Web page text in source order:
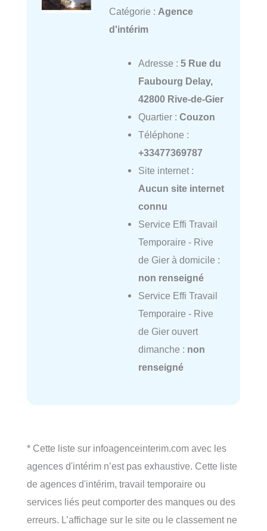
Catégorie : Agence
d'intérim
Adresse : 5 Rue du
Faubourg Delay,
42800 Rive-de-Gier
Quartier : Couzon
Téléphone :
+33477369787
Site internet :
Aucun site internet
connu
Service Effi Travail
Temporaire - Rive
de Gier à domicile :
non renseigné
Service Effi Travail
Temporaire - Rive
de Gier ouvert
dimanche : non
renseigné
* Cette liste sur infoagenceinterim.com avec les
agences d'intérim n’est pas exhaustive. Cette liste
de agences d'intérim, travail temporaire ou
services liés peut comporter des manques ou des
erreurs. L’affichage sur le site ou le classement ne